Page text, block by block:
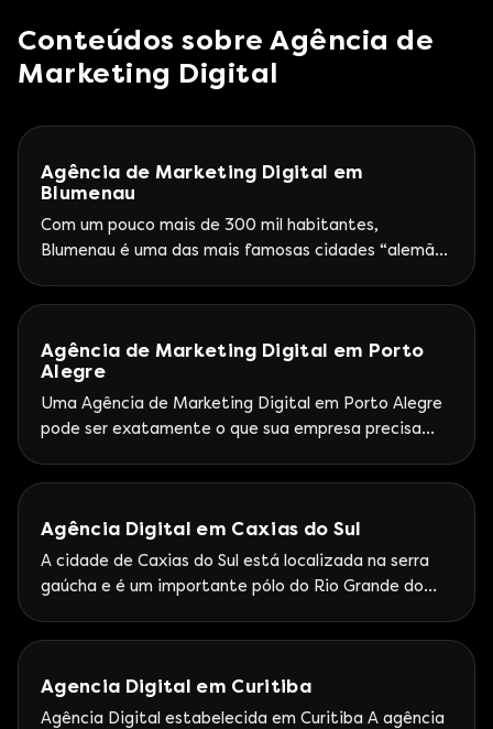
Conteúdos sobreAgência de
Marketing Digital
Agência de Marketing Digital em
Blumenau
Com um pouco mais de 300 mil habitantes,
Blumenau é uma das mais famosas cidades “alemãs”
colonizadores e claro, sede da segunda maior
várias agências de marketing digital, destacando-se
como um centro importante para quem busca
serviços de qualidade nessa área.
Agência de Marketing Digital em Porto
Alegre
Uma Agência de Marketing Digital em Porto Alegre
pode ser exatamente o que sua empresa precisa
um mercado cada vez mais competitivo. Afinal, a
relação entre marcas e consumidores, trazendo
novos comportamentos, canais e formatos de
comunicação que exigem estratégia, tecnologia e
Agência Digital em Caxias do Sul
A cidade de Caxias do Sul está localizada na serra
gaúcha e é um importante pólo do Rio Grande do
Estado, ficando atrás apenas da capital, Porto
indústria e comércio , somando mais de 65 mil
empresas
Agencia Digital em Curitiba
Agência Digital estabelecida em Curitiba A agência